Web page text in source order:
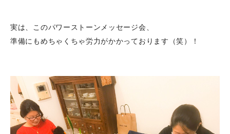
実は、このパワーストーンメッセージ会、
準備にもめちゃくちゃ労力がかかっております（笑）！